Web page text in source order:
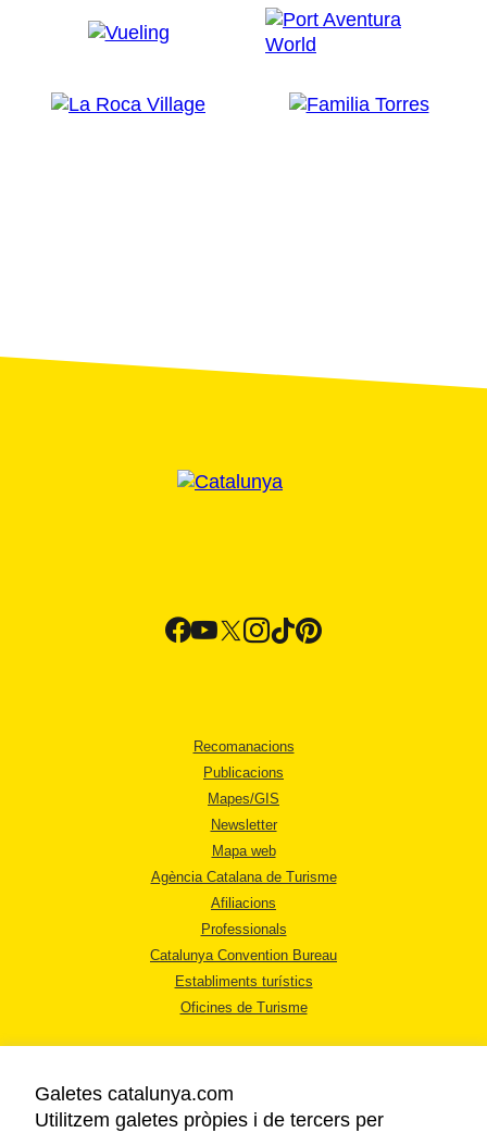
Recomanacions
Publicacions
Mapes/GIS
Newsletter
Mapa web
Agència Catalana de Turisme
Afiliacions
Professionals
Catalunya Convention Bureau
Establiments turístics
Oficines de Turisme
Galetes catalunya.com
Utilitzem galetes pròpies i de tercers per